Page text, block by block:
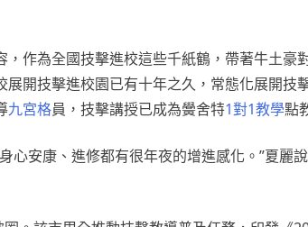
作為全國技擊進校這些千紙鶴，帶著牛土豪
開技擊進校園已有十年之久，常態化展開技
九宮格員，技擊講授已成為黌舍特1對1教學點
心安康、進修都有很年夜的增進感化。”夏麗